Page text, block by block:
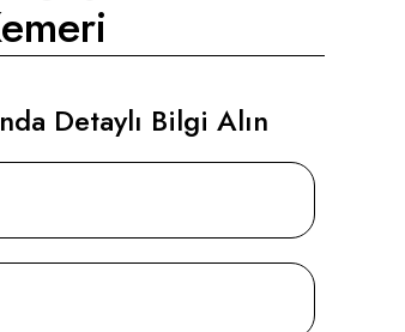
Detaylı Bilgi Alın